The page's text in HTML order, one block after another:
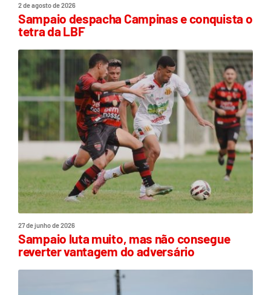
2 de agosto de 2026
Sampaio despacha Campinas e conquista o
tetra da LBF
27 de junho de 2026
Sampaio luta muito, mas não consegue
reverter vantagem do adversário